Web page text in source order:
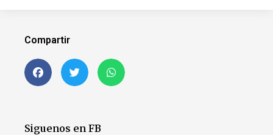
Compartir
Siguenos en FB